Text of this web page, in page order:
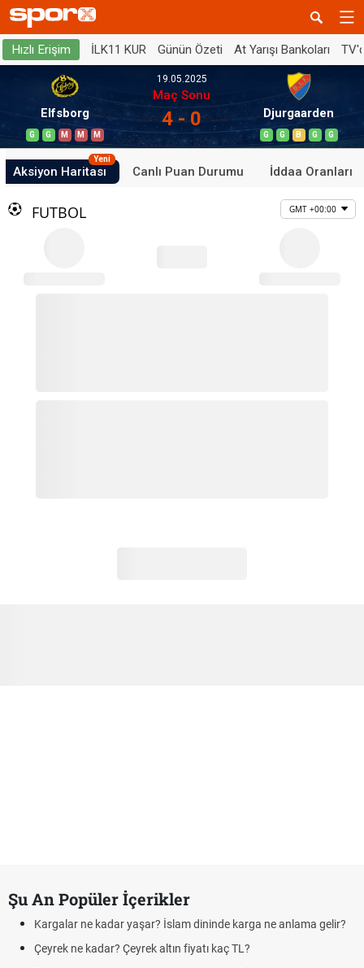
Hızlı Erişim İLK11 KUR Günün Özeti At Yarışı Bankoları
Elfsborg
G G M M M
19.05.2025
Maç Sonu
4 - 0 Djurgaarden
G G B G G
Aksiyon Haritası
Yeni
Canlı Puan Durumu İddaa Oranları
FUTBOL GMT +00:00
Şu An Popüler İçerikler
Kargalar ne kadar yaşar? İslam dininde karga ne anlama gelir?
Çeyrek ne kadar? Çeyrek altın fiyatı kaç TL?